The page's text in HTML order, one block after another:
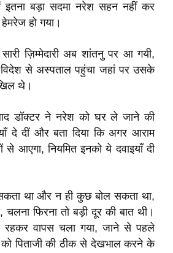
बड़ा सदमा नरेश सहन नहीं कर
हो गया।
ज़िम्मेदारी अब शांतनु पर आ गयी,
से अस्पताल पहुंचा जहां पर उसके
थे।
डॉक्टर ने नरेश को घर ले जाने की
दे दीं और बता दिया कि अगर आराम
से आएगा, नियमित इनको ये दवाइयाँ दी
था और न ही कुछ बोल सकता था,
फिरना तो बड़ी दूर की बात थी।
वापस चला गया, जाने से पहले
को पिताजी की ठीक से देखभाल करने के